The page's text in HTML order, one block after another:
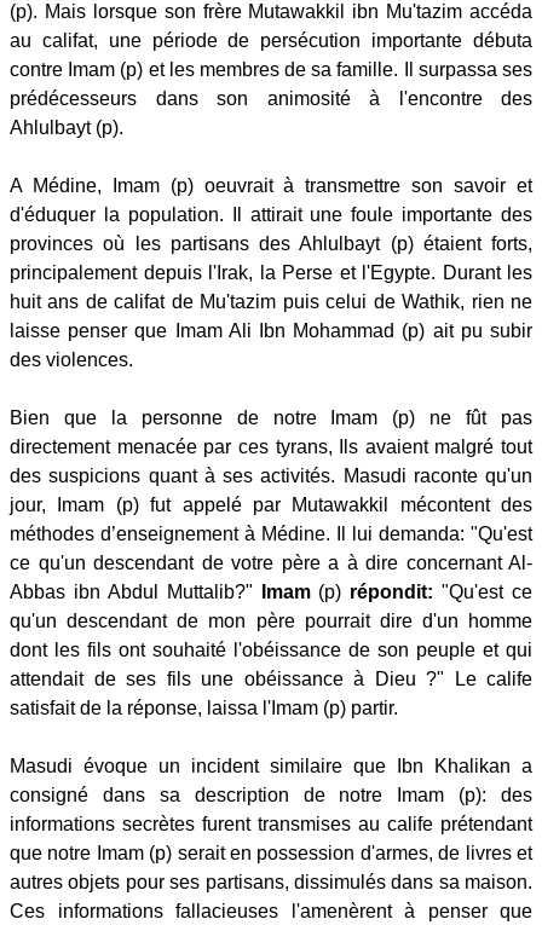
(p). Mais lorsque son frère Mutawakkil ibn Mu'tazim accéda
au califat, une période de persécution importante débuta
contre Imam (p) et les membres de sa famille. Il surpassa ses
prédécesseurs dans son animosité à l'encontre des
Ahlulbayt (p).
A Médine, Imam (p) oeuvrait à transmettre son savoir et
d'éduquer la population. Il attirait une foule importante des
provinces où les partisans des Ahlulbayt (p) étaient forts,
principalement depuis l'Irak, la Perse et l'Egypte. Durant les
huit ans de califat de Mu'tazim puis celui de Wathik, rien ne
laisse penser que Imam Ali Ibn Mohammad (p) ait pu subir
des violences.
Bien que la personne de notre Imam (p) ne fût pas
directement menacée par ces tyrans, Ils avaient malgré tout
des suspicions quant à ses activités. Masudi raconte qu'un
jour, Imam (p) fut appelé par Mutawakkil mécontent des
méthodes d’enseignement à Médine. Il lui demanda: "Qu'est
ce qu'un descendant de votre père a à dire concernant Al-
Abbas ibn Abdul Muttalib?"
Imam (p) répondit:"Qu'est ce
qu'un descendant de mon père pourrait dire d'un homme
dont les fils ont souhaité l'obéissance de son peuple et qui
attendait de ses fils une obéissance à Dieu ?" Le calife
satisfait de la réponse, laissa l'Imam (p) partir.
Masudi évoque un incident similaire que Ibn Khalikan a
consigné dans sa description de notre Imam (p): des
informations secrètes furent transmises au calife prétendant
que notre Imam (p) serait en possession d'armes, de livres et
autres objets pour ses partisans, dissimulés dans sa maison.
Ces informations fallacieuses l'amenèrent à penser que